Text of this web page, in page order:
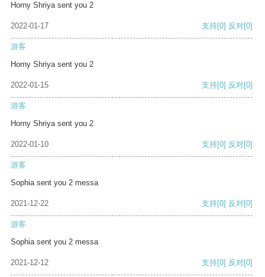
Horny Shriya sent you 2
2022-01-17 支持[0] 反对[0]
游客
Horny Shriya sent you 2
2022-01-15 支持[0] 反对[0]
游客
Horny Shriya sent you 2
2022-01-10 支持[0] 反对[0]
游客
Sophia sent you 2 messa
2021-12-22 支持[0] 反对[0]
游客
Sophia sent you 2 messa
2021-12-12 支持[0] 反对[0]